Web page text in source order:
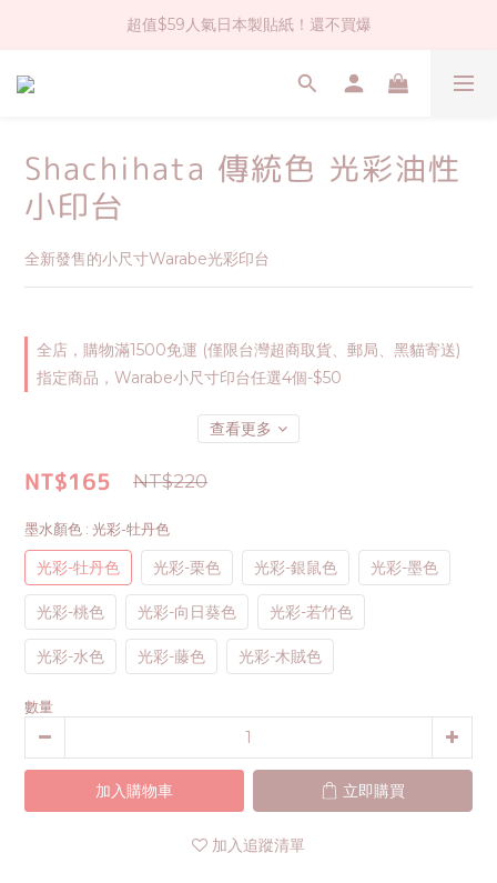
社群大人氣！各種有趣的打洞器
超值$59人氣日本製貼紙！還不買爆
全店$1500免運(台灣地區)
Shachihata 傳統色 光彩油性
小印台
全新發售的小尺寸Warabe光彩印台
全店，購物滿1500免運 (僅限台灣超商取貨、郵局、黑貓寄送)
指定商品，Warabe小尺寸印台任選4個-$50
查看更多
NT$165 NT$220
墨水顏色 : 光彩-牡丹色
光彩-牡丹色 光彩-栗色 光彩-銀鼠色 光彩-墨色
光彩-桃色 光彩-向日葵色 光彩-若竹色
光彩-水色 光彩-藤色 光彩-木賊色
數量
加入購物車 立即購買
加入追蹤清單